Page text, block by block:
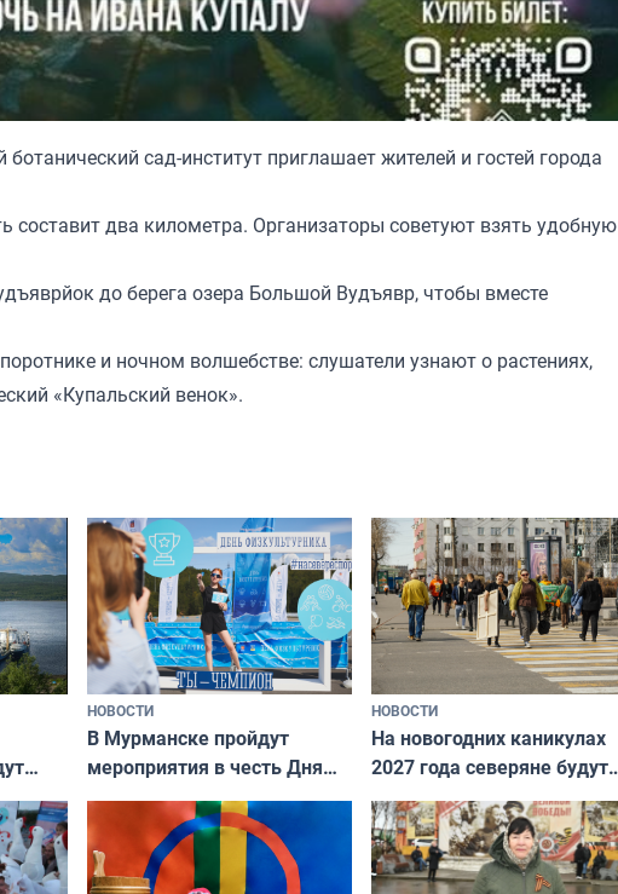
сад-институт приглашает жителей и гостей города
составит два километра. Организаторы советуют взять удобную
до берега озера Большой Вудъявр, чтобы вместе
и ночном волшебстве: слушатели узнают о растениях,
«Купальский венок».
НОВОСТИ
В Мурманске пройдут
мероприятия в честь Дня
физкультурника
НОВОСТИ
На новогодних каникулах
2027 года северяне будут
отдыхать 11 дней